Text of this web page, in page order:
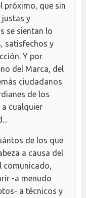
próximo, que sin
justas y
se sientan lo
satisfechos y
Y por
del Marca, del
ciudadanos
de los
a cualquier
de los que
a causa del
comunicado,
-a menudo
a técnicos y